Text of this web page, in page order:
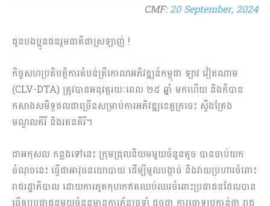
CMF:20 September, 2024
ជូនបងប្អូនជនរួមជាតិជាស្រឡាញ់ !
កិច្ចសហប្រតិបត្តិការតំបន់ត្រីកោណអភិវឌ្ឍន៍កម្ពុជា ឡាវ វៀតណាម
(CLV-DTA) ត្រូវបានអនុវត្តរយៈពេល ២៥ ឆ្នាំ មកហើយ និងក៏បាន
កសាងសមិទ្ធផលជាច្រើនសម្រាប់ការអភិវឌ្ឍខេត្តក្រចេះ ស្ទឹងត្រែង
មណ្ឌលគីរី និងរតនគិរី។
ជាអកុសល កន្លងទៅនេះ ក្រុមជ្រុលនិយមមួយចំនួនតូច បានចាប់យក
ចំណុចនេះ ធ្វើជាអាវុធនយោបាយ ដើម្បីមួលបង្កាច់ និងវាយប្រហារចំពោះ
រាជរដ្ឋាភិបាល ដោយការភូតកុហកឥតឈប់ឈរចំពោះប្រជាជនដែលបាន